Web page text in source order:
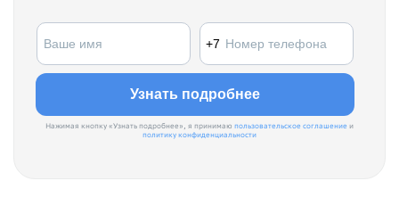
Нажимая кнопку «Узнать подробнее», я принимаю пользовательское соглашение и
политику конфиденциальности